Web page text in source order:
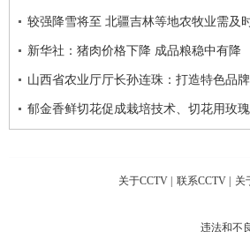
较强降雪将至 北疆吉林等地农牧业需及
新华社：猪肉价格下降 成品粮稳中有降
山西省农业厅厅长孙连珠：打造特色品
郁金香鲜切花促成栽培技术、切花用玫
关于CCTV | 联系CCTV | 关
违法和不